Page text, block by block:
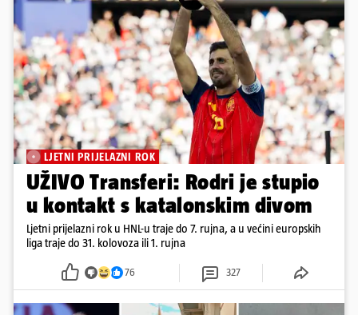
LJETNI PRIJELAZNI ROK
UŽIVO Transferi: Rodri je stupio
u kontakt s katalonskim divom
Ljetni prijelazni rok u HNL-u traje do 7. rujna, a u većini europskih
liga traje do 31. kolovoza ili 1. rujna
76 327